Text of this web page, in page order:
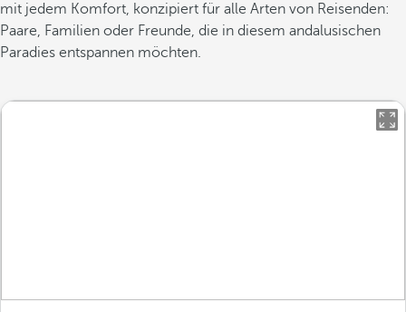
mit jedem Komfort, konzipiert für alle Arten von Reisenden:
Paare, Familien oder Freunde, die in diesem andalusischen
Paradies entspannen möchten.